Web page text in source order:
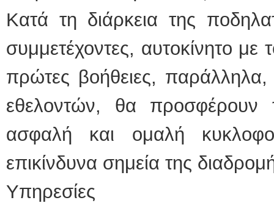
Κατά τη διάρκεια της
συμμετέχοντες, αυτοκίνητο με
πρώτες βοήθειες,
εθελοντών, θα προσφέρουν
ασφαλή και ομαλή
επικίνδυνα σημεία της
Υπηρεσίες